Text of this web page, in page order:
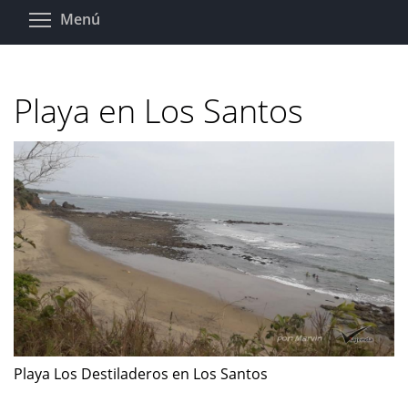
Pasar
Menú
Playa en Los Santos
Playa Los Destiladeros en Los Santos